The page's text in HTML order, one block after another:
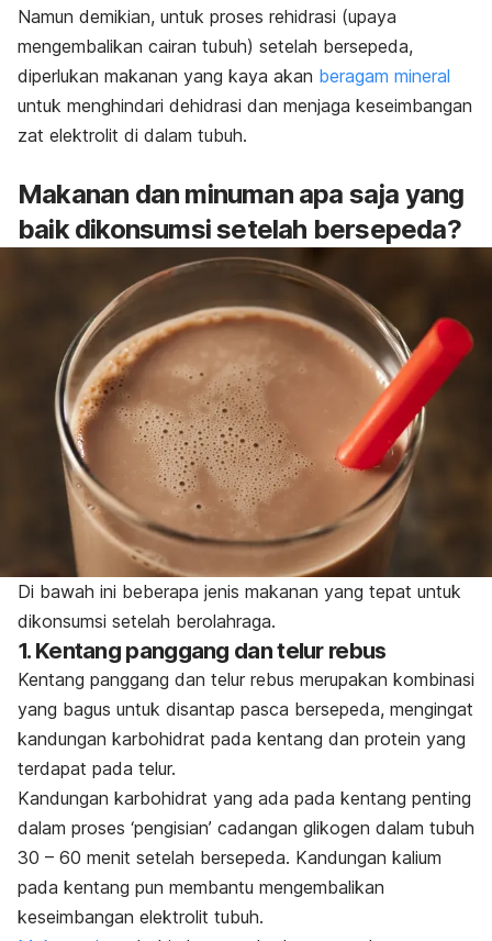
Namun demikian, untuk proses rehidrasi (upaya
mengembalikan cairan tubuh) setelah bersepeda,
diperlukan makanan yang kaya akan beragam mineral
untuk menghindari dehidrasi dan menjaga keseimbangan
zat elektrolit di dalam tubuh.
Makanan dan minuman apa saja yang
baik dikonsumsi setelah bersepeda?
Di bawah ini beberapa jenis makanan yang tepat untuk
dikonsumsi setelah berolahraga.
1. Kentang panggang dan telur rebus
Kentang panggang dan telur rebus merupakan kombinasi
yang bagus untuk disantap pasca bersepeda, mengingat
kandungan karbohidrat pada kentang dan protein yang
terdapat pada telur.
Kandungan karbohidrat yang ada pada kentang penting
dalam proses ‘pengisian’ cadangan glikogen dalam tubuh
30 – 60 menit setelah bersepeda. Kandungan kalium
pada kentang pun membantu mengembalikan
keseimbangan elektrolit tubuh.